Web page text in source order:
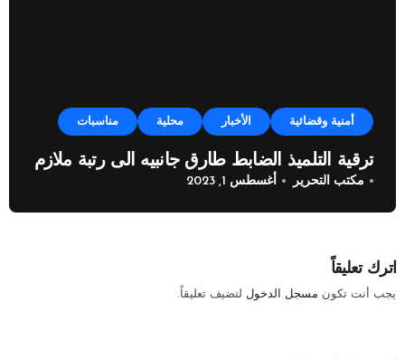
أمنية وقضائية الأخبار محلية مناسبات
ترقية التلميذ الضابط طارق جانبيه الى رتبة ملازم
مكتب التحرير أغسطس 1, 2023
اترك تعليقاً
يجب أنت تكون مسجل الدخول لتضيف تعليقاً.